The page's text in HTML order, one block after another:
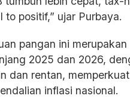
to positif,” ujar Purbaya.
pangan ini
2025 dan 2026,
dan rentan,
inflasi nasional.